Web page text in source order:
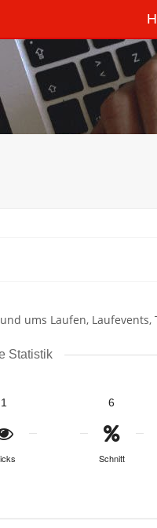
ums Laufen,
Statistik
1 6
Schnitt